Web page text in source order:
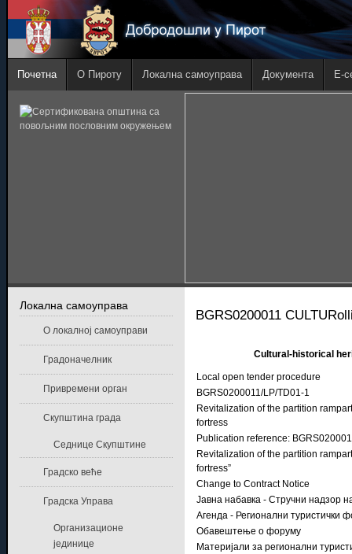
Почетна О Пироту Локална самоуправа Документа E-
BGRS0200011
Cultural-historical
Local open tender procedure
BGRS0200011/LP/TD01-1
Revitalization of the partition
fortress
Publication reference:
Revitalization of the partition
fortress”
Change to Contract Notice
Јавна набавка - Стручни надзор
Агенда - Регионални туристички
Обавештење о форуму
Материјали за регионални
Локална самоуправа
О локалној самоуправи
Градоначелник
Привремени орган
Скупштина града
Седнице Скупштине
Градско веће
Градска Управа
Организационе
јединице